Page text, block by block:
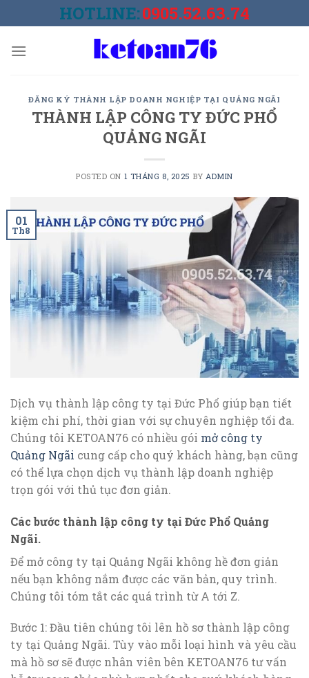
to
HOTLINE:0905.52.63.74
ĐĂNG KÝ THÀNH LẬP DOANH NGHIỆP TẠI QUẢNG NGÃI
THÀNH LẬP CÔNG TY ĐỨC PHỔ
QUẢNG NGÃI
POSTED ON 1 THÁNG 8, 2025 BY ADMIN
01
Th8
Dịch vụ thành lập công ty tại Đức Phổ giúp bạn tiết
kiệm chi phí, thời gian với sự chuyên nghiệp tối đa.
Chúng tôi KETOAN76 có nhiều gói mở công ty
Quảng Ngãi cung cấp cho quý khách hàng, bạn cũng
có thể lựa chọn dịch vụ thành lập doanh nghiệp
trọn gói với thủ tục đơn giản.
Các bước thành lập công ty tại Đức Phổ Quảng
Ngãi.
Để mở công ty tại Quảng Ngãi không hề đơn giản
nếu bạn không nắm được các văn bản, quy trình.
Chúng tôi tóm tắt các quá trình từ A tới Z.
Bước 1: Đầu tiên chúng tôi lên hồ sơ thành lập công
ty tại Quảng Ngãi. Tùy vào mỗi loại hình và yêu cầu
mà hồ sơ sẽ được nhân viên bên KETOAN76 tư vấn